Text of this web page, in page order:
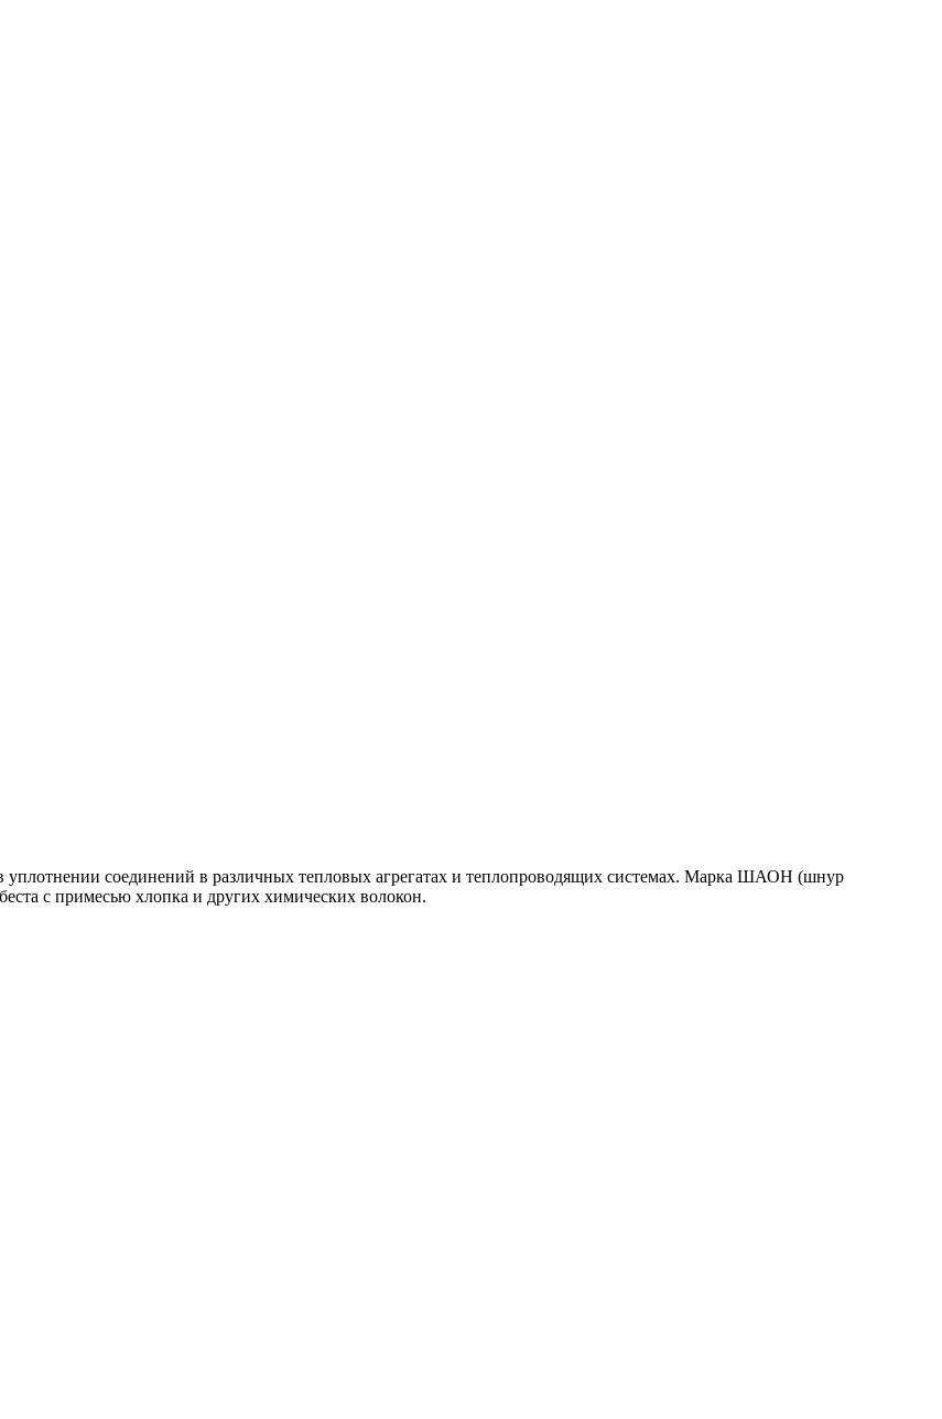
уплотнении соединений в различных тепловых агрегатах и теплопроводящих системах. Марка ШАОН (шнур
с примесью хлопка и других химических волокон.